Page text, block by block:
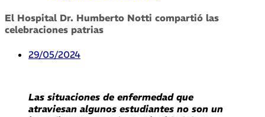
El Hospital Dr. Humberto Notti compartió las
celebraciones patrias
29/05/2024
Las situaciones de enfermedad que
atraviesan algunos estudiantes no son un